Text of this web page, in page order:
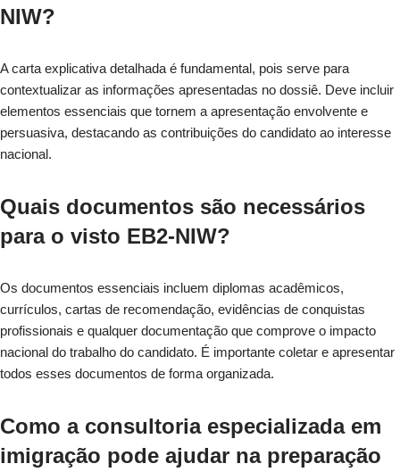
NIW?
A carta explicativa detalhada é fundamental, pois serve para
contextualizar as informações apresentadas no dossiê. Deve incluir
elementos essenciais que tornem a apresentação envolvente e
persuasiva, destacando as contribuições do candidato ao interesse
nacional.
Quais documentos são necessários
para o visto EB2-NIW?
Os documentos essenciais incluem diplomas acadêmicos,
currículos, cartas de recomendação, evidências de conquistas
profissionais e qualquer documentação que comprove o impacto
nacional do trabalho do candidato. É importante coletar e apresentar
todos esses documentos de forma organizada.
Como a consultoria especializada em
imigração pode ajudar na preparação